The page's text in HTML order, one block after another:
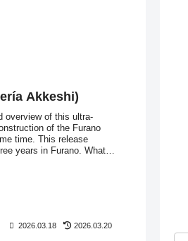
Akkeshi)
overview of this ultra-
of the Furano
time. This release
years in Furano. What
2026.03.18 2026.03.20